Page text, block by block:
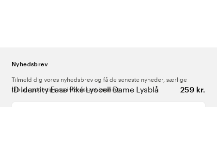
ID Identity Ease Piké Lyocell Dame Lysblå 259 kr.
Nyhedsbrev
Tilmeld dig vores nyhedsbrev og få de seneste nyheder, særlige
tilbud, gode tips og interessant læsning
Indtast din e-mailadresse